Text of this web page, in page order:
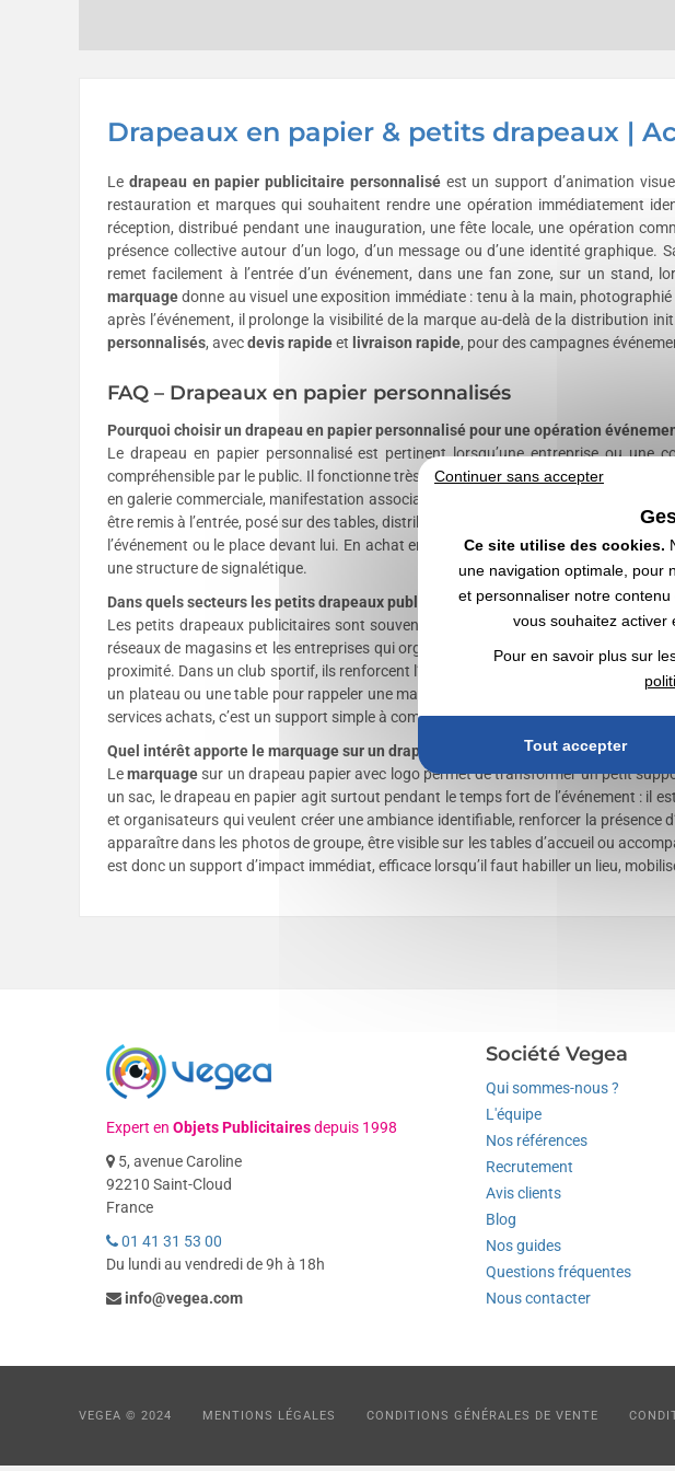
Drapeaux en papier & petits drapeaux |
Le drapeau en papier publicitaire personnaliséest un support d’animation
restauration et marques qui souhaitent rendre une opération immédiatement
réception, distribué pendant une inauguration, une fête locale, une opération
présence collective autour d’un logo, d’un message ou d’une identité
remet facilement à l’entrée d’un événement, dans une fan zone, sur un stand,
marquagedonne au visuel une exposition immédiate : tenu à la main,
après l’événement, il prolonge la visibilité de la marque au-delà de la distribution
personnalisés, avecdevis rapideet livraison rapide, pour des campagnes
FAQ – Drapeaux en papier personnalisés
Pourquoi choisir un drapeau en papier personnalisé pour une opération
Le drapeau en papier personnalisé est pertinent lorsqu’une entreprise ou une
compréhensible par le public. Il fonctionne très bien dans les contextes où l’on
en galerie commerciale, manifestation associative ou animation de rue. Pour une
être remis à l’entrée, posé sur des tables, distribué par des équipes terrain ou
l’événement ou le place devant lui. En achat en gros, le drapeau papier permet
une structure de signalétique.
Dans quels secteurs les petits drapeaux publicitaires sont-ils les plus utiles ?
Les petits drapeaux publicitaires sont souvent retenus par les collectivités, les
réseaux de magasins et les entreprises qui organisent des temps forts avec du
proximité. Dans un club sportif, ils renforcent l’ambiance en tribune ou dans une
un plateau ou une table pour rappeler une marque, un partenaire ou un
services achats, c’est un support simple à commander, facile à stocker et adapté
Quel intérêt apporte le marquage sur un drapeau papier avec logo ?
Lemarquage sur un drapeau papier avec logo permet de transformer un petit
un sac, le drapeau en papier agit surtout pendant le temps fort de l’événement : il
et organisateurs qui veulent créer une ambiance identifiable, renforcer la
apparaître dans les photos de groupe, être visible sur les tables d’accueil ou
est donc un support d’impact immédiat, efficace lorsqu’il faut habiller un lieu,
Expert en Objets Publicitairesdepuis 1998
5, avenue Caroline
92210 Saint-Cloud
France
01 41 31 53 00
Du lundi au vendredi de 9h à 18h
info@vegea.com
Société Vegea
Qui sommes-nous ?
L'équipe
Nos références
Recrutement
Avis clients
Blog
Nos guides
Questions fréquentes
Nous contacter
VEGEA © 2024 MENTIONS LÉGALES CONDITIONS GÉNÉRALES DE VENTE
Continuer sans accepter
Ce site utilise des cookies.
une navigation optimale, pour
et personnaliser notre
vous souhaitez activer
Pour en savoir plus sur
Tout accepter